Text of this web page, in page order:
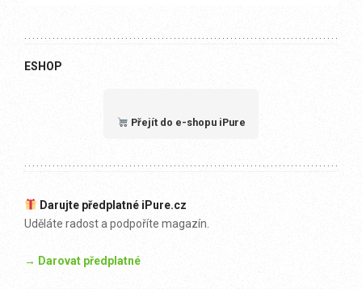
ESHOP
Přejít do e-shopu iPure
Darujte předplatné iPure.cz
Uděláte radost a podpoříte magazín.
→ Darovat předplatné